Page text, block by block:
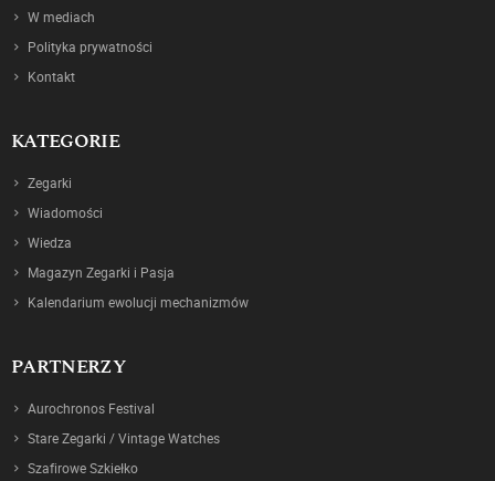
W mediach
Polityka prywatności
Kontakt
KATEGORIE
Zegarki
Wiadomości
Wiedza
Magazyn Zegarki i Pasja
Kalendarium ewolucji mechanizmów
PARTNERZY
Aurochronos Festival
Stare Zegarki / Vintage Watches
Szafirowe Szkiełko